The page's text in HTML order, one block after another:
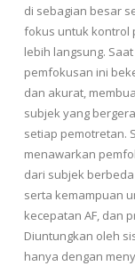
di sebagian besar
fokus untuk kontrol
lebih langsung.
pemfokusan ini
dan akurat,
subjek yang
setiap pemotretan.
menawarkan
dari subjek
serta kemampuan
kecepatan AF, dan
Diuntungkan oleh
hanya dengan